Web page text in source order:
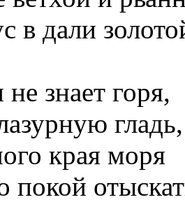
в дали
знает горя,
гладь,
края моря
покой